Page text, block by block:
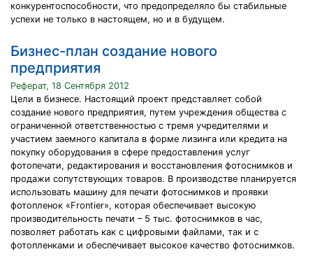
конкурентоспособности, что предопределяло бы стабильные
успехи не только в настоящем, но и в будущем.
Бизнес-план создание нового
предприятия
Реферат, 18 Сентября 2012
Цели в бизнесе. Настоящий проект представляет собой
создание нового предприятия, путем учреждения общества с
ограниченной ответственностью с тремя учредителями и
участием заемного капитала в форме лизинга или кредита на
покупку оборудования в сфере предоставления услуг
фотопечати, редактирования и восстановления фотоснимков и
продажи сопутствующих товаров. В производстве планируется
использовать машину для печати фотоснимков и проявки
фотопленок «Frontier», которая обеспечивает высокую
производительность печати – 5 тыс. фотоснимков в час,
позволяет работать как с цифровыми файлами, так и с
фотопленками и обеспечивает высокое качество фотоснимков.